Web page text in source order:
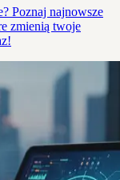
Poznaj najnowsze
zmienią twoje